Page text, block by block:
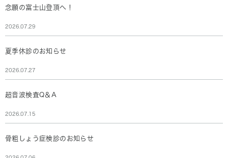
念願の富士山登頂へ！
2026.07.29
夏季休診のお知らせ
2026.07.27
超音波検査Q＆A
2026.07.15
骨粗しょう症検診のお知らせ